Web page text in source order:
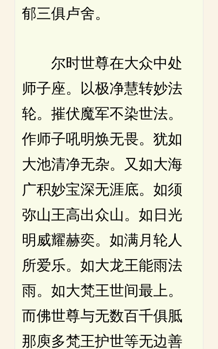
郁三俱卢舍。
尔时世尊在大众中处
师子座。以极净慧转妙法
轮。摧伏魔军不染世法。
作师子吼明焕无畏。犹如
大池清净无杂。又如大海
广积妙宝深无涯底。如须
弥山王高出众山。如日光
明威耀赫奕。如满月轮人
所爱乐。如大龙王能雨法
雨。如大梵王世间最上。
而佛世尊与无数百千俱胝
那庾多梵王护世等无边善